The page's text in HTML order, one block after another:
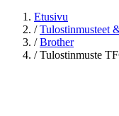
Etusivu
/ Tulostinmusteet
/ Brother
/ Tulostinmuste